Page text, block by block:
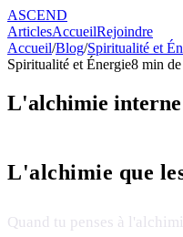
ASCEND
ArticlesAccueilRejoindre
Accueil/Blog/Spiritualité et
Spiritualité et Énergie8 min
L'alchimie
L'alchimie que
Quand tu penses à